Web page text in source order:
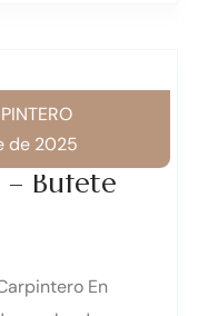
– Bufete
de 2025
En